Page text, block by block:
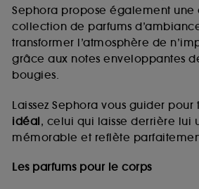
Sephora propose également une
collection de parfums
transformer l’atmosphère de
grâce aux notes enveloppantes
bougies.
Laissez Sephora vous guider pour
idéal, celui qui laisse derrière lui
mémorable et reflète
Les parfums pour le corps
de vous plaire via des publicités,
sites tiers et sur les réseaux
des pages que vous avez
navigation, et de l'historique de
d’en améliorer la performance.
Cookies de sécurisation des
fraudes aux moyens de paiement
usurpations d’identité.